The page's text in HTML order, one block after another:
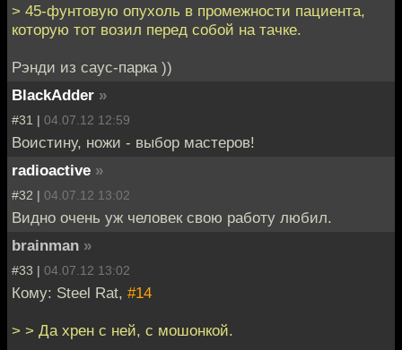
> 45-фунтовую опухоль в промежности пациента,
которую тот возил перед собой на тачке.
Рэнди из саус-парка ))
BlackAdder »
#31 | 04.07.12 12:59
Воистину, ножи - выбор мастеров!
radioactive »
#32 | 04.07.12 13:02
Видно очень уж человек свою работу любил.
brainman »
#33 | 04.07.12 13:02
Кому: Steel Rat, #14
> > Да хрен с ней, с мошонкой.